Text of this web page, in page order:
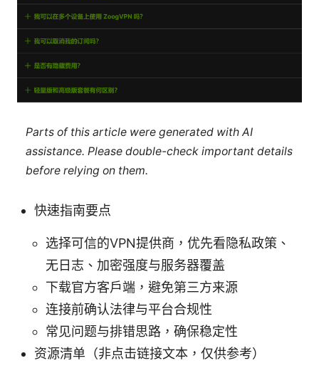
Parts of this article were generated with AI
assistance. Please double-check important details
before relying on them.
快速指南要点
选择可信的VPN提供商，优先看隐私政策、
无日志、加密强度与服务器覆盖
下载官方客户端，避免第三方来源
连接前确认法律与平台合规性
常见问题与排错思路，确保稳定性
资源清单（非点击链接文本，仅供参考）